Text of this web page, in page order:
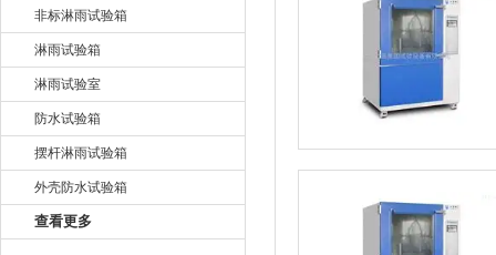
非标淋雨试验箱
淋雨试验箱
淋雨试验室
防水试验箱
摆杆淋雨试验箱
外壳防水试验箱
查看更多